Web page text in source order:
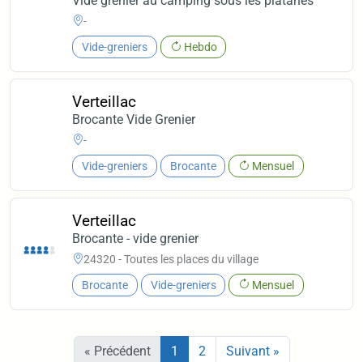
-
Vide-greniers Hebdo
Verteillac
Brocante Vide Grenier
-
Vide-greniers Brocante Mensuel
Verteillac
Brocante - vide grenier
24320 - Toutes les places du village
Brocante Vide-greniers Mensuel
« Précédent 1 2 Suivant »